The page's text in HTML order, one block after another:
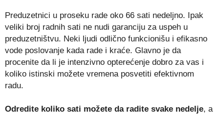
Preduzetnici u proseku rade oko 66 sati nedeljno. Ipak
veliki broj radnih sati ne nudi garanciju za uspeh u
preduzetništvu. Neki ljudi odlično funkcionišu i efikasno
vode poslovanje kada rade i kraće. Glavno je da
procenite da li je intenzivno opterećenje dobro za vas i
koliko istinski možete vremena posvetiti efektivnom
radu.
Odredite koliko sati možete da radite svake nedelje, a